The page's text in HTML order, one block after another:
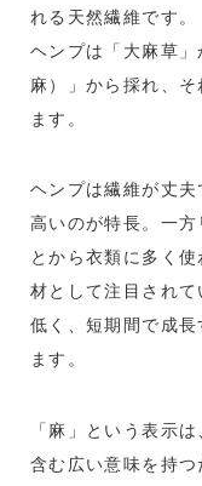
れる天然繊維です。
ヘンプは「大麻草
麻）」から採れ、
ます。
ヘンプは繊維が丈
高いのが特長。一
とから衣類に多く
材として注目され
低く、短期間で成
ます。
「麻」という表示
含む広い意味を持